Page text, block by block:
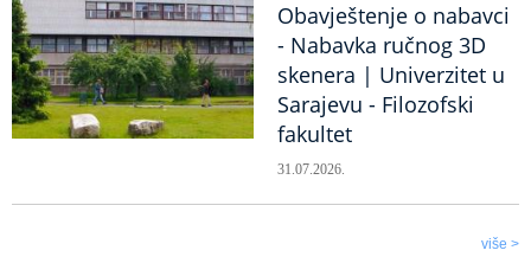
Obavještenje o nabavci
- Nabavka ručnog 3D
skenera | Univerzitet u
Sarajevu - Filozofski
fakultet
31.07.2026.
više >